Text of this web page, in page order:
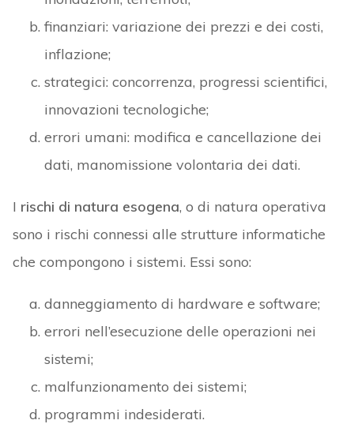
finanziari: variazione dei prezzi e dei costi,
inflazione;
strategici: concorrenza, progressi scientifici,
innovazioni tecnologiche;
errori umani: modifica e cancellazione dei
dati, manomissione volontaria dei dati.
I rischi di natura esogena, o di natura operativa
sono i rischi connessi alle strutture informatiche
che compongono i sistemi. Essi sono:
danneggiamento di hardware e software;
errori nell’esecuzione delle operazioni nei
sistemi;
malfunzionamento dei sistemi;
programmi indesiderati.